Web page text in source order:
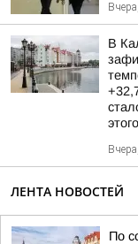
В
ЛЕНТА НОВОСТЕЙ
По